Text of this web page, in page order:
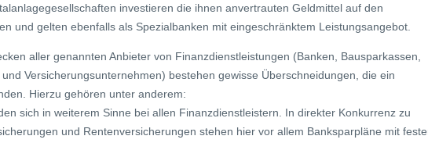
investieren die ihnen anvertrauten Geldmittel auf den
und gelten ebenfalls als Spezialbanken mit eingeschränktem Leistungsangebot.
aller genannten Anbieter von Finanzdienstleistungen (Banken, Bausparkassen,
Versicherungsunternehmen) bestehen gewisse Überschneidungen, die ein
Hierzu gehören unter anderem:
sich in weiterem Sinne bei allen Finanzdienstleistern. In direkter Konkurrenz zu
und Rentenversicherungen stehen hier vor allem Banksparpläne mit